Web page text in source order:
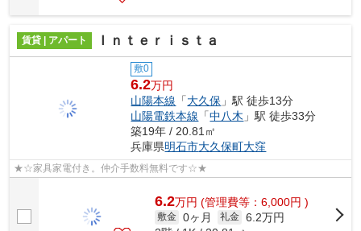
賃貸 | アパート Ｉｎｔｅｒｉｓｔａ
敷0
6.2万円
山陽本線 「大久保 」駅 徒歩13分
山陽電鉄本線 「中八木 」駅 徒歩33分
築19年 / 20.81㎡
兵庫県明石市大久保町大窪
★☆家具家電付き。仲介手数料無料です☆★
6.2万円 (管理費等：6,000円 )
敷金 0ヶ月 礼金 6.2万円